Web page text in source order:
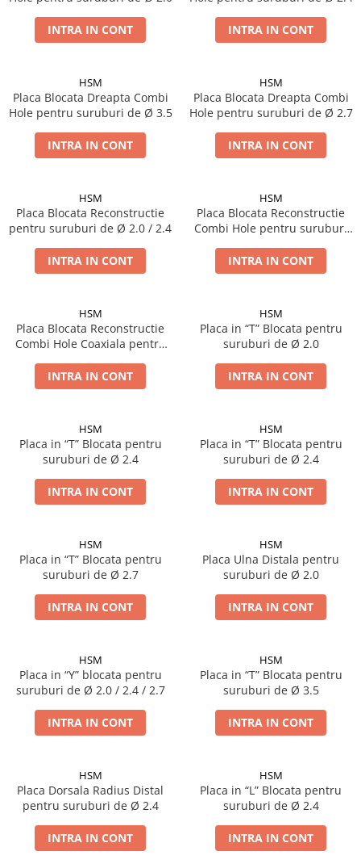
Forceps Reducere & Fixatori
Pensa si Forceps
Port ac
Surubelnite
Tarod
Plăci Blocate
Plăci L, T și Mesh
Plăci Neblocate
Plăci Reconstrucție
Plăci Tubulare
Set Instrumentar Ortopedie
Șuruburi Canulate
Șuruburi Locking
Șuruburi TORX Locking
Placi Blocate 2.7
Placi Neblocate 1.5
Placi Neblocate 2.4
Placi Neblocate 3.5
Proteza Calcaneus
Saibe
SpinoFix Coloana
Suruburi Blocate HEX
Suruburi Blocate TORX
Suruburi Canulate Herbert
Suruburi Spongie
TTA
INTRA IN CONT INTRA IN CONT
HSM
Placa Blocata Dreapta Combi
Hole pentru suruburi de Ø 3.5
INTRA IN CONT
HSM
Placa Blocata Dreapta Combi
Hole pentru suruburi de Ø 2.7
INTRA IN CONT
HSM
Placa Blocata Reconstructie
pentru suruburi de Ø 2.0 / 2.4
INTRA IN CONT
HSM
Placa Blocata Reconstructie
Combi Hole pentru suruburi
INTRA IN CONT
HSM
Placa Blocata Reconstructie
Combi Hole Coaxiala pentru
INTRA IN CONT
HSM
Placa in “T” Blocata pentru
suruburi de Ø 2.0
INTRA IN CONT
HSM
Placa in “T” Blocata pentru
suruburi de Ø 2.4
INTRA IN CONT
HSM
Placa in “T” Blocata pentru
suruburi de Ø 2.4
INTRA IN CONT
HSM
Placa in “T” Blocata pentru
suruburi de Ø 2.7
INTRA IN CONT
HSM
Placa Ulna Distala pentru
suruburi de Ø 2.0
INTRA IN CONT
HSM
Placa in “Y” blocata pentru
suruburi de Ø 2.0 / 2.4 / 2.7
INTRA IN CONT
HSM
Placa in “T” Blocata pentru
suruburi de Ø 3.5
INTRA IN CONT
HSM
Placa Dorsala Radius Distal
pentru suruburi de Ø 2.4
INTRA IN CONT
HSM
Placa in “L” Blocata pentru
suruburi de Ø 2.4
INTRA IN CONT